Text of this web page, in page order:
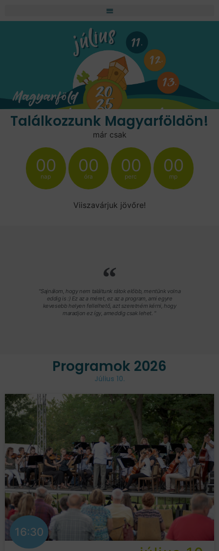
Találkozzunk Magyarföldön!
már csak
00
nap
00
óra
00
perc
00
mp
Viiszavárjuk jövőre!
"Sajnálom, hogy nem találtunk rátok előbb, mentünk volna
eddig is :) Ez az a méret, ez az a program, ami egyre
kevesebb helyen fellelhető, azt szeretném kérni, hogy
maradjon ez így, ameddig csak lehet. "
Programok 2026
Július 10.
16:30